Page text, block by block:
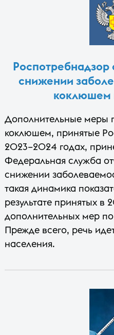
Роспотребнадзор
снижении
коклюшем
Дополнительные меры
коклюшем, принятые
2023–2024 годах,
Федеральная служба
снижении
такая динамика
результате принятых в
дополнительных мер
Прежде всего, речь
населения.